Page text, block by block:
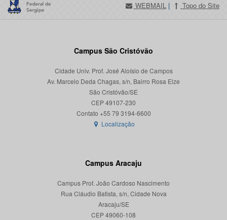
WEBMAIL | Topo do Site
Campus São Cristóvão
Cidade Univ. Prof. José Aloísio de Campos
Av. Marcelo Deda Chagas, s/n, Bairro Rosa Elze
São Cristóvão/SE
CEP 49107-230
Localização
Campus Aracaju
Campus Prof. João Cardoso Nascimento
Rua Cláudio Batista, s/n, Cidade Nova
Aracaju/SE
CEP 49060-108